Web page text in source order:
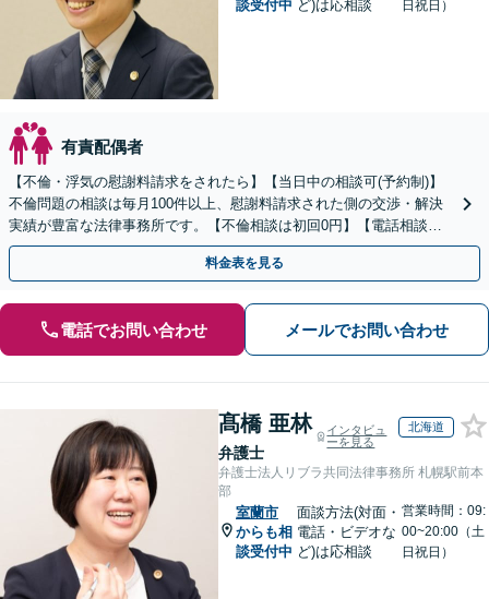
談受付中 ど)は応相談
日祝日）
有責配偶者
【不倫・浮気の慰謝料請求をされたら】【当日中の相談可(予約制)】
不倫問題の相談は毎月100件以上、慰謝料請求された側の交渉・解決
実績が豊富な法律事務所です。【不倫相談は初回0円】【電話相談で
ご契約まで対応可/来所不要】
料金表を見る
電話でお問い合わせ メールでお問い合わせ
髙橋 亜林
弁護士
インタビュ
ーを見る
北海道
弁護士法人リブラ共同法律事務所 札幌駅前本
部
室蘭市
からも相
談受付中
面談方法(対面・
電話・ビデオな
ど)は応相談
営業時間：09:
00~20:00（土
日祝日）